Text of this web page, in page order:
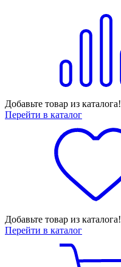
Добавьте товар из каталога!
Перейти в каталог
Добавьте товар из каталога!
Перейти в каталог